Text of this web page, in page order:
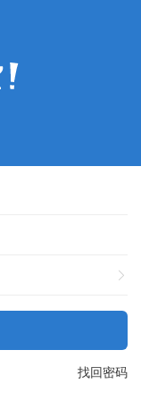
找回密码